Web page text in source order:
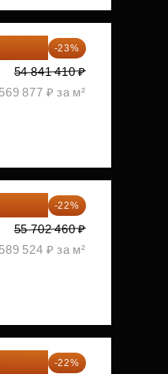
-23%
54 841 410 ₽
569 877 ₽ за м²
-22%
55 702 460 ₽
589 524 ₽ за м²
-22%